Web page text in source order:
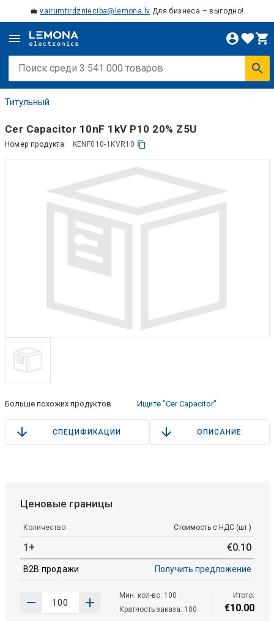
💼vairumtirdznieciba@lemona.lv Для бизнеса – выгодно!
Титульный
Cer Capacitor 10nF 1kV P10 20% Z5U
Номер продукта: KENF010-1KVR10
Больше похожих продуктов Ищите "Cer Capacitor"
СПЕЦИФИКАЦИИ ОПИСАНИЕ
Ценовые границы
Количество Стоимость с НДС (шт.)
1+ €0.10
B2B продажи Получить предложение
Мин. кол-во: 100
Кратность заказа: 100
Итого:
€10.00